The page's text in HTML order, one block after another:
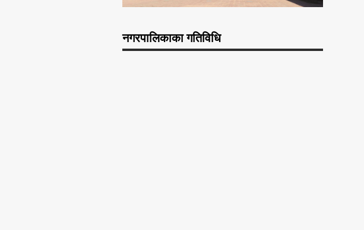
नगरपालिकाका गतिविधि